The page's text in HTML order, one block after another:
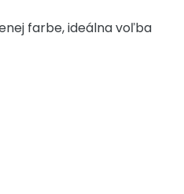
farbe, ideálna voľba